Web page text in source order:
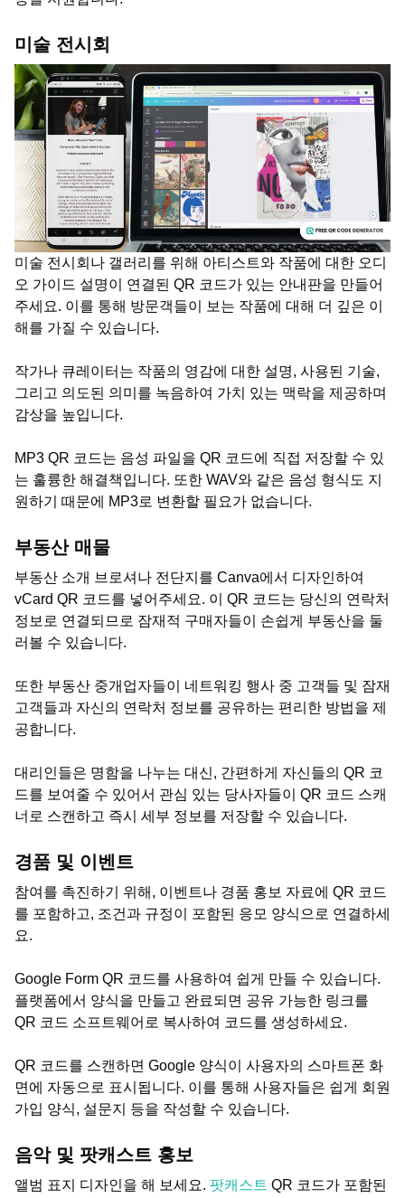
미술 전시회
미술 전시회나 갤러리를 위해 아티스트와 작품에 대한 오디
오 가이드 설명이 연결된 QR 코드가 있는 안내판을 만들어
주세요. 이를 통해 방문객들이 보는 작품에 대해 더 깊은 이
해를 가질 수 있습니다.
작가나 큐레이터는 작품의 영감에 대한 설명, 사용된 기술,
그리고 의도된 의미를 녹음하여 가치 있는 맥락을 제공하며
감상을 높입니다.
MP3 QR 코드는 음성 파일을 QR 코드에 직접 저장할 수 있
는 훌륭한 해결책입니다. 또한 WAV와 같은 음성 형식도 지
원하기 때문에 MP3로 변환할 필요가 없습니다.
부동산 매물
부동산 소개 브로셔나 전단지를 Canva에서 디자인하여
vCard QR 코드를 넣어주세요. 이 QR 코드는 당신의 연락처
정보로 연결되므로 잠재적 구매자들이 손쉽게 부동산을 둘
러볼 수 있습니다.
또한 부동산 중개업자들이 네트워킹 행사 중 고객들 및 잠재
고객들과 자신의 연락처 정보를 공유하는 편리한 방법을 제
공합니다.
대리인들은 명함을 나누는 대신, 간편하게 자신들의 QR 코
드를 보여줄 수 있어서 관심 있는 당사자들이 QR 코드 스캐
너로 스캔하고 즉시 세부 정보를 저장할 수 있습니다.
경품 및 이벤트
참여를 촉진하기 위해, 이벤트나 경품 홍보 자료에 QR 코드
를 포함하고, 조건과 규정이 포함된 응모 양식으로 연결하세
요.
Google Form QR 코드를 사용하여 쉽게 만들 수 있습니다.
플랫폼에서 양식을 만들고 완료되면 공유 가능한 링크를
QR 코드 소프트웨어로 복사하여 코드를 생성하세요.
QR 코드를 스캔하면 Google 양식이 사용자의 스마트폰 화
면에 자동으로 표시됩니다. 이를 통해 사용자들은 쉽게 회원
가입 양식, 설문지 등을 작성할 수 있습니다.
음악 및 팟캐스트 홍보
앨범 표지 디자인을 해 보세요. 팟캐스트 QR 코드가 포함된